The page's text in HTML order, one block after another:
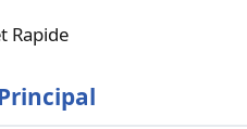
Rapide